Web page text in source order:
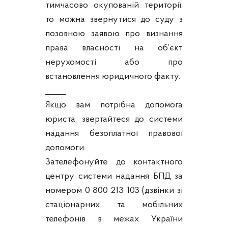
тимчасово окупованій території,
то можна звернутися до суду з
позовною заявою про визнання
права власності на об’єкт
нерухомості або про
встановлення юридичного факту.
Якщо вам потрібна допомога
юриста, звертайтеся до системи
надання безоплатної правової
допомоги.
Зателефонуйте до контактного
центру системи надання БПД за
номером 0 800 213 103 (дзвінки зі
стаціонарних та мобільних
телефонів в межах України